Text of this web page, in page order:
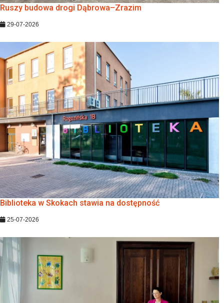
Ruszy budowa drogi Dąbrowa–Zrazim
29-07-2026
Biblioteka w Skokach stawia na dostępność
25-07-2026